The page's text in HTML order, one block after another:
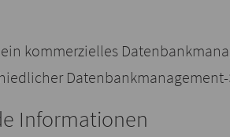
kommerzielles
Datenbankmanagement-
Informationen